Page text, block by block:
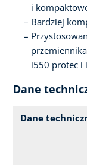
i
Bardziej
i550 protec i
Dane
Dane